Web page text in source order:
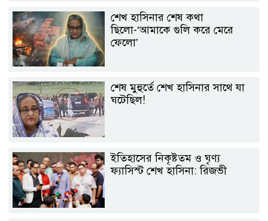
শেখ হাসিনার শেষ কথা
ছিলো-‘আমাকে গুলি করে মেরে
ফেলো’
শেষ মুহুর্তে শেখ হাসিনার সাথে যা
ঘটেছিল!
ইতিহাসের নিকৃষ্টতম ও ঘৃণ্য
ফ্যাসিস্ট শেখ হাসিনা: রিজভী